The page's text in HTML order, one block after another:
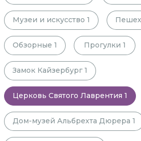
Музеи и искусство 1
Обзорные 1 Прогулки 1
Замок Кайзербург 1
Церковь Святого Лаврентия 1
Дом-музей Альбрехта Дюрера 1